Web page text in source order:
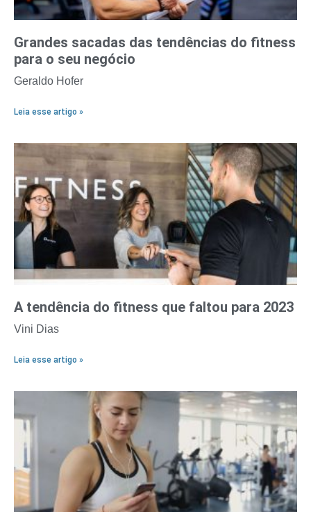
Grandes sacadas das tendências do fitness
para o seu negócio
Geraldo Hofer
Leia esse artigo »
A tendência do fitness que faltou para 2023
Vini Dias
Leia esse artigo »